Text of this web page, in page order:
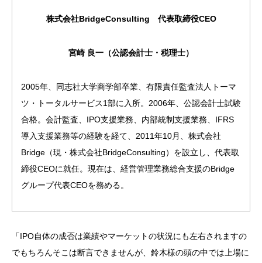
株式会社BridgeConsulting　代表取締役CEO
宮崎 良一（公認会計士・税理士）
2005年、同志社大学商学部卒業、有限責任監査法人トーマ
ツ・トータルサービス1部に入所。2006年、公認会計士試験
合格。会計監査、IPO支援業務、内部統制支援業務、IFRS
導入支援業務等の経験を経て、2011年10月、株式会社
Bridge（現・株式会社BridgeConsulting）を設立し、代表取
締役CEOに就任。現在は、経営管理業務総合支援のBridge
グループ代表CEOを務める。
「IPO自体の成否は業績やマーケットの状況にも左右されますの
でもちろんそこは断言できませんが、鈴木様の頭の中では上場に